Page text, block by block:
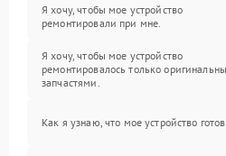
Я хочу, чтобы мое устройство
ремонтировали при мне.
Я хочу, чтобы мое устройство
ремонтировалось только
запчастями.
Как я узнаю, что мое устройство